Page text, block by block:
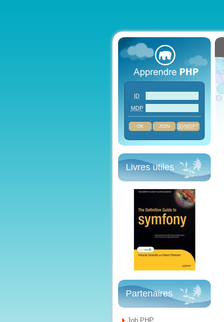
ID
MDP
JOIN ID/MDP?
Livres utiles
Partenaires
Job PHP